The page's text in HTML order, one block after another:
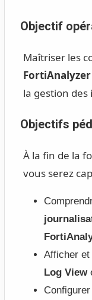
Objectif
Maîtriser les
FortiAnalyzer
la gestion
Objectifs
À la fin de la
vous serez
Afficher et
Log View